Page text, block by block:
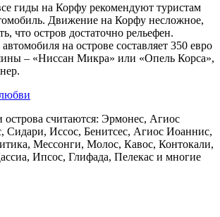
гиды на Корфу рекомендуют туристам
Движение на Корфу несложное,
что остров достаточно рельефен.
на острове составляет 350 евро
– «Ниссан Микра» или «Опель Корса»,
считаются: Эрмонес, Агиос
Сидари, Иссос, Бенитсес, Агиос Иоаннис,
Мессонги, Молос, Кавос, Контокали,
Ипсос, Глифада, Пелекас и многие